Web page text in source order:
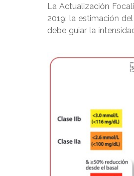
La Actualización
2019: la estimación
debe guiar la